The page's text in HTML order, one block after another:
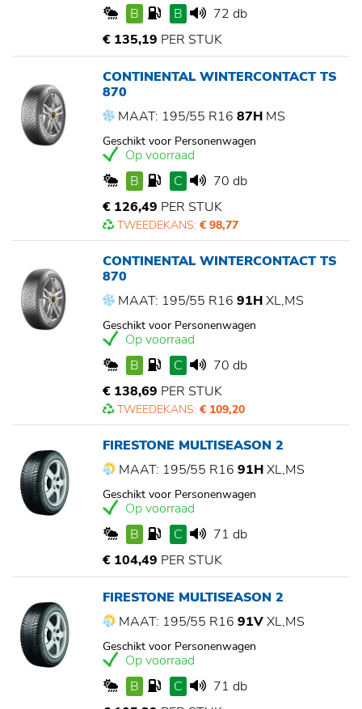
B
B
72 db
€ 135,19 PER STUK
CONTINENTAL WINTERCONTACT TS
870
MAAT: 195/55 R16 87H MS
Geschikt voor Personenwagen
Op voorraad
B
C
70 db
€ 126,49 PER STUK
TWEEDEKANS: € 98,77
CONTINENTAL WINTERCONTACT TS
870
MAAT: 195/55 R16 91HXL,MS
Geschikt voor Personenwagen
Op voorraad
B
C
70 db
€ 138,69 PER STUK
TWEEDEKANS: € 109,20
FIRESTONE MULTISEASON 2
MAAT: 195/55 R16 91HXL,MS
Geschikt voor Personenwagen
Op voorraad
B
C
71 db
€ 104,49 PER STUK
FIRESTONE MULTISEASON 2
MAAT: 195/55 R16 91VXL,MS
Geschikt voor Personenwagen
Op voorraad
B
C
71 db